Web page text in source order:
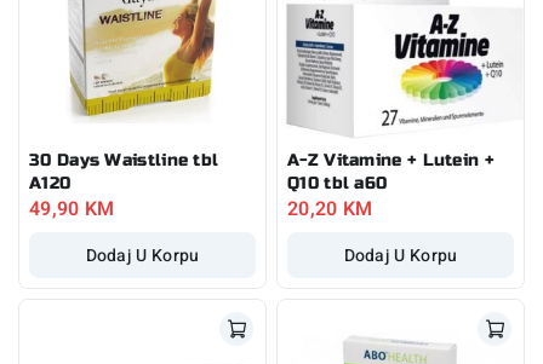
30 Days Waistline tbl
A120
49,90 KM
Dodaj U Korpu
A-Z Vitamine + Lutein +
Q10 tbl a60
20,20 KM
Dodaj U Korpu